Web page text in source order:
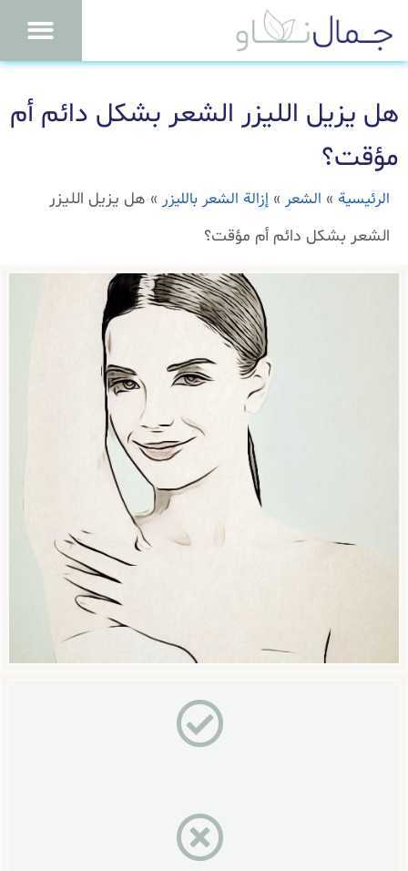
هل يزيل الليزر الشعر بشكل دائم أم
مؤقت؟
الرئيسية » الشعر » إزالة الشعر بالليزر » هل يزيل الليزر
الشعر بشكل دائم أم مؤقت؟